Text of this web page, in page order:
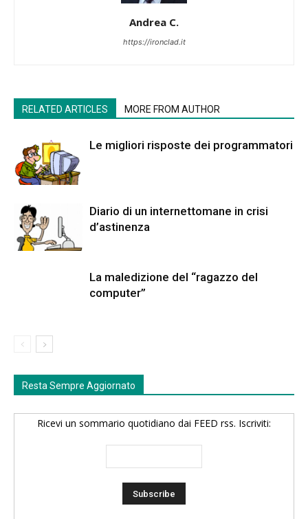
Andrea C.
https://ironclad.it
RELATED ARTICLES MORE FROM AUTHOR
Le migliori risposte dei programmatori
Diario di un internettomane in crisi
d’astinenza
La maledizione del “ragazzo del
computer”
Resta Sempre Aggiornato
Ricevi un sommario quotidiano dai FEED rss. Iscriviti: